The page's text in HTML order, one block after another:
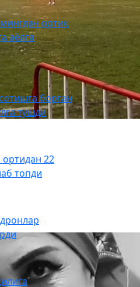
ортиқ
аёлга
борган
тушди
22
топди